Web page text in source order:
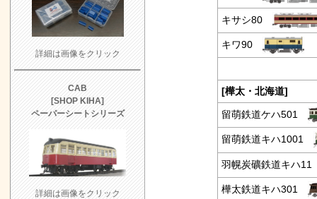
キサシ80
キワ90
[樺太・北海道]
留萌鉄道ケハ501
留萌鉄道キハ1001
羽幌炭礦鉄道キハ11
樺太鉄道キハ301
詳細は画像をクリック
CAB
[SHOP KIHA]
ペーパーシートシリーズ
詳細は画像をクリック